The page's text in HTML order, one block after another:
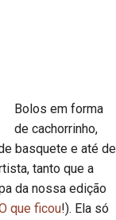
Bolos em forma
de cachorrinho,
basquete e até de
tanto que a
da nossa edição
que ficou!). Ela só